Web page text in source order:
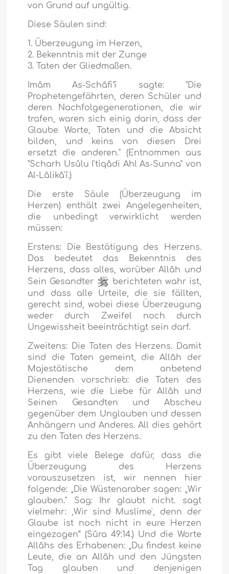
von Grund auf ungültig.
Diese Säulen sind:
1. Überzeugung im Herzen,
2. Bekenntnis mit der Zunge
3. Taten der Gliedmaßen.
Imâm As-Schâfi‘î sagte: "Die
Prophetengefährten, deren Schüler und
deren Nachfolgegenerationen, die wir
trafen, waren sich einig darin, dass der
Glaube Worte, Taten und die Absicht
bilden, und keins von diesen Drei
ersetzt die anderen." (Entnommen aus
"Scharh Usûlu I'tiqâdi Ahl As-Sunna" von
Al-Lâlikâ'î.)
Die erste Säule (Überzeugung im
Herzen) enthält zwei Angelegenheiten,
die unbedingt verwirklicht werden
müssen:
Erstens: Die Bestätigung des Herzens.
Das bedeutet das Bekenntnis des
Herzens, dass alles, worüber Allâh und
Sein Gesandter
berichteten wahr ist,
und dass alle Urteile, die sie fällten,
gerecht sind, wobei diese Überzeugung
weder durch Zweifel noch durch
Ungewissheit beeinträchtigt sein darf.
Zweitens: Die Taten des Herzens. Damit
sind die Taten gemeint, die Allâh der
Majestätische dem anbetend
Dienenden vorschrieb: die Taten des
Herzens, wie die Liebe für Allâh und
Seinen Gesandten und Abscheu
gegenüber dem Unglauben und dessen
Anhängern und Anderes. All dies gehört
zu den Taten des Herzens.
Es gibt viele Belege dafür, dass die
Überzeugung des Herzens
vorauszusetzen ist, wir nennen hier
folgende: „Die Wüstenaraber sagen: „Wir
glauben." Sag: Ihr glaubt nicht. sagt
vielmehr: ,Wir sind Muslime', denn der
Glaube ist noch nicht in eure Herzen
eingezogen“ (Sûra 49:14.) Und die Worte
Allâhs des Erhabenen: „Du findest keine
Leute, die an Allâh und den Jüngsten
Tag glauben und denjenigen